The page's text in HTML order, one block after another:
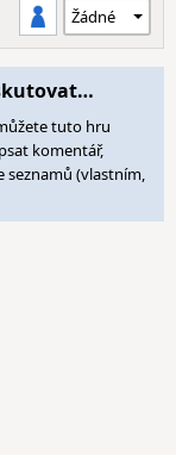
tuto hru
komentář,
seznamů (vlastním,